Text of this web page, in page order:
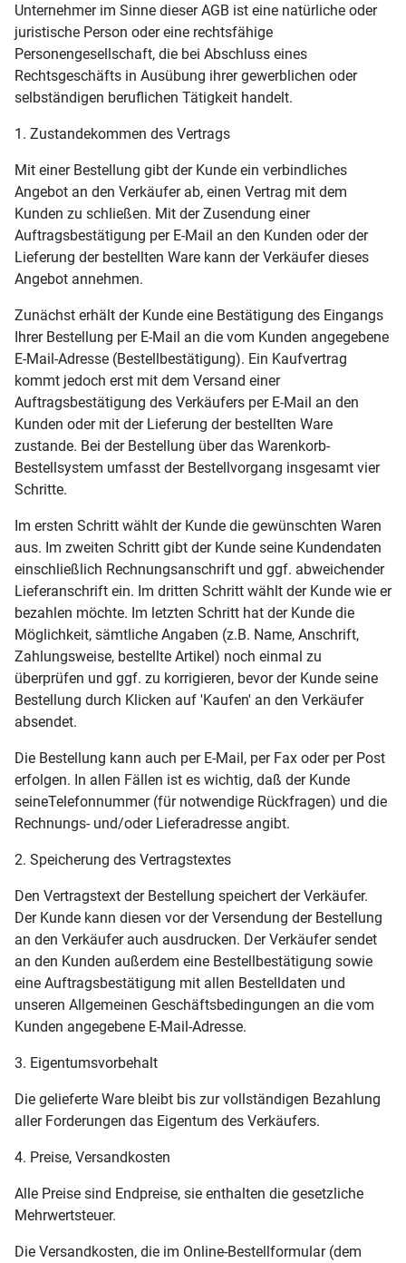
Unternehmer im Sinne dieser AGB ist eine natürliche oder
juristische Person oder eine rechtsfähige
Personengesellschaft, die bei Abschluss eines
Rechtsgeschäfts in Ausübung ihrer gewerblichen oder
selbständigen beruflichen Tätigkeit handelt.
1. Zustandekommen des Vertrags
Mit einer Bestellung gibt der Kunde ein verbindliches
Angebot an den Verkäufer ab, einen Vertrag mit dem
Kunden zu schließen. Mit der Zusendung einer
Auftragsbestätigung per E-Mail an den Kunden oder der
Lieferung der bestellten Ware kann der Verkäufer dieses
Angebot annehmen.
Zunächst erhält der Kunde eine Bestätigung des Eingangs
Ihrer Bestellung per E-Mail an die vom Kunden angegebene
E-Mail-Adresse (Bestellbestätigung). Ein Kaufvertrag
kommt jedoch erst mit dem Versand einer
Auftragsbestätigung des Verkäufers per E-Mail an den
Kunden oder mit der Lieferung der bestellten Ware
zustande. Bei der Bestellung über das Warenkorb-
Bestellsystem umfasst der Bestellvorgang insgesamt vier
Schritte.
Im ersten Schritt wählt der Kunde die gewünschten Waren
aus. Im zweiten Schritt gibt der Kunde seine Kundendaten
einschließlich Rechnungsanschrift und ggf. abweichender
Lieferanschrift ein. Im dritten Schritt wählt der Kunde wie er
bezahlen möchte. Im letzten Schritt hat der Kunde die
Möglichkeit, sämtliche Angaben (z.B. Name, Anschrift,
Zahlungsweise, bestellte Artikel) noch einmal zu
überprüfen und ggf. zu korrigieren, bevor der Kunde seine
Bestellung durch Klicken auf 'Kaufen' an den Verkäufer
absendet.
Die Bestellung kann auch per E-Mail, per Fax oder per Post
erfolgen. In allen Fällen ist es wichtig, daß der Kunde
seineTelefonnummer (für notwendige Rückfragen) und die
Rechnungs- und/oder Lieferadresse angibt.
2. Speicherung des Vertragstextes
Den Vertragstext der Bestellung speichert der Verkäufer.
Der Kunde kann diesen vor der Versendung der Bestellung
an den Verkäufer auch ausdrucken. Der Verkäufer sendet
an den Kunden außerdem eine Bestellbestätigung sowie
eine Auftragsbestätigung mit allen Bestelldaten und
unseren Allgemeinen Geschäftsbedingungen an die vom
Kunden angegebene E-Mail-Adresse.
3. Eigentumsvorbehalt
Die gelieferte Ware bleibt bis zur vollständigen Bezahlung
aller Forderungen das Eigentum des Verkäufers.
4. Preise, Versandkosten
Alle Preise sind Endpreise, sie enthalten die gesetzliche
Mehrwertsteuer.
Die Versandkosten, die im Online-Bestellformular (dem